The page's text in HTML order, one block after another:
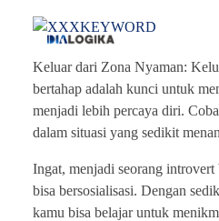
Keluar dari Zona Nyaman:
bertahap adalah kunci untuk
menjadi lebih percaya diri.
dalam situasi yang sedikit
Ingat, menjadi seorang
bisa bersosialisasi. Dengan
kamu bisa belajar untuk